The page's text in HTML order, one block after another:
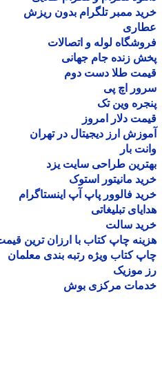
ممبر تلگرام بدون ریزش
لوله و اتصالات
زنده جام جهانی
طلا دست دوم
اچ پی
وین تک
دلار امروز
ارز دیجیتال در تهران
بار
طراحی سایت یزد
مانیتور استوک
فالوور پاپ آپ اینستاگرام
تبلیغاتی
سالت
چاپ کتاب با ارزان ترین قیمت
کتاب ویژه رتبه بندی معلمان
موزیک
مرکزی بوش